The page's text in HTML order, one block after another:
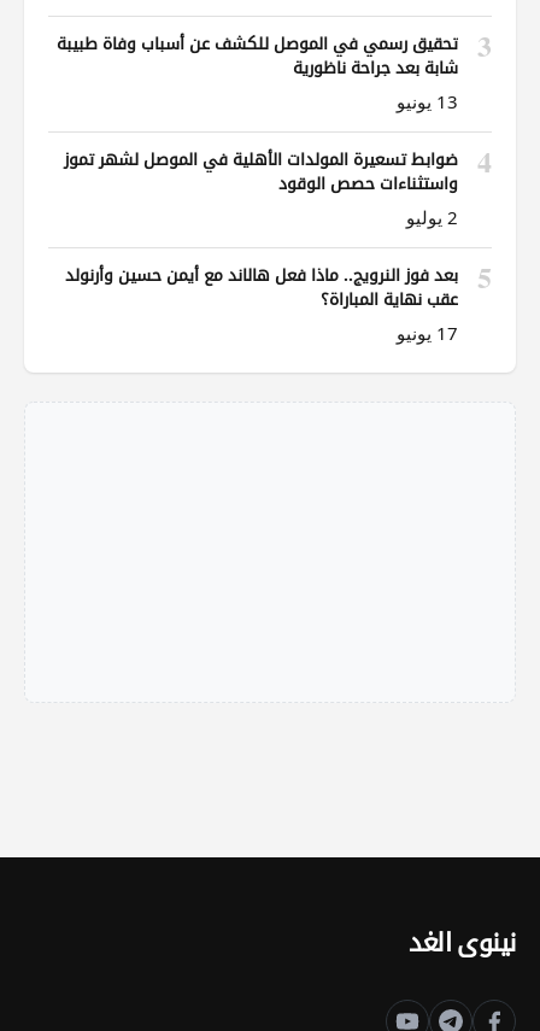
3
تحقيق رسمي في الموصل للكشف عن أسباب وفاة طبيبة
شابة بعد جراحة ناظورية
13 يونيو
4
ضوابط تسعيرة المولدات الأهلية في الموصل لشهر تموز
واستثناءات حصص الوقود
2 يوليو
5
بعد فوز النرويج.. ماذا فعل هالاند مع أيمن حسين وأرنولد
عقب نهاية المباراة؟
17 يونيو
نينوى الغد